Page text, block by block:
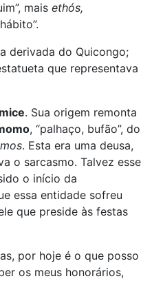
mais ethós,
derivada do Quicongo;
que representava
. Sua origem remonta
, “palhaço, bufão”, do
. Esta era uma deusa,
o sarcasmo. Talvez esse
o início da
essa entidade sofreu
que preside às festas
por hoje é o que posso
os meus honorários,